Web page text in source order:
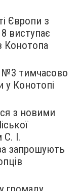
Європи з
виступає
Конотопа
№3 тимчасово
у Конотопі
з новими
С. І.
запрошують